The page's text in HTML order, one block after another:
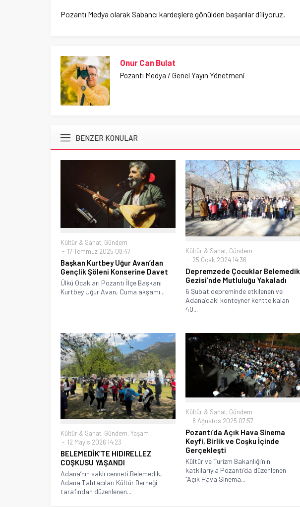
Pozantı Medya olarak Sabancı kardeşlere gönülden başarılar diliyoruz.
Onur Can Bulat
Pozantı Medya / Genel Yayın Yönetmeni
BENZER KONULAR
Kültür & Sanat, Gündem
17 Temmuz 2025 08:47
Başkan Kurtbey Uğur Avan’dan
Gençlik Şöleni Konserine Davet
Ülkü Ocakları Pozantı İlçe Başkanı
Kurtbey Uğur Avan, Cuma akşamı...
Kültür & Sanat, Gündem
25 Ocak 2024 14:36
Depremzede Çocuklar Belemedik
Gezisi’nde Mutluluğu Yakaladı
6 Şubat depreminde etkilenen ve
Adana’daki konteyner kentte kalan
40...
Kültür & Sanat, Gündem, Yaşam
12 Mayıs 2026 14:23
BELEMEDİK’TE HIDIRELLEZ
COŞKUSU YAŞANDI
Adana’nın saklı cenneti Belemedik,
Adana Tahtacıları Kültür Derneği
tarafından düzenlenen...
Kültür & Sanat, Gündem
8 Ağustos 2025 07:57
Pozantı’da Açık Hava Sinema
Keyfi, Birlik ve Coşku İçinde
Gerçekleşti
Kültür ve Turizm Bakanlığı’nın
katkılarıyla Pozantı’da düzenlenen
“Açık Hava Sinema...